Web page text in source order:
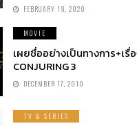
FEBRUARY 19, 2020
MOVIE
เผยชื่ออย่างเป็นทางการ+เรื่
CONJURING 3
DECEMBER 17, 2019
TV & SERIES